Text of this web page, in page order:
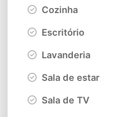
Cozinha
Escritório
Lavanderia
Sala de estar
Sala de TV